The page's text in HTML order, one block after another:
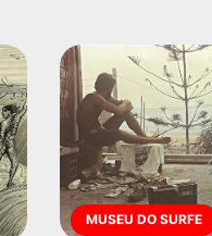
MUSEU DO SURFE